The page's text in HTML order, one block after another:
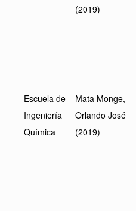
(2019)
Escuela de
Ingeniería
Química
Mata Monge,
Orlando José
(2019)